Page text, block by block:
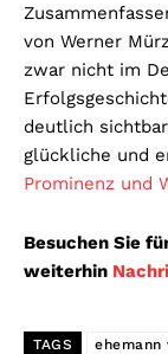
von Werner
zwar nicht im
deutlich
glückliche und
Prominenz und
Besuchen Sie
weiterhin
TAGS